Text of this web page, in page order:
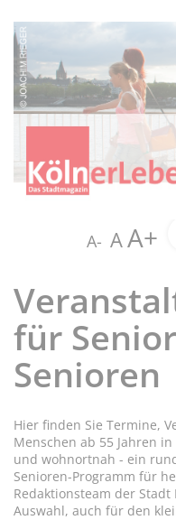
A- AA+
für
Senioren
Hier finden Sie Termine,
Menschen ab 55 Jahren
und wohnortnah - ein
Senioren-Programm für
Redaktionsteam der
Auswahl, auch für den